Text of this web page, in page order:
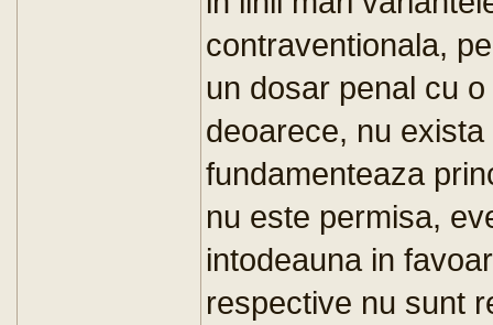
contraventionala,
un dosar penal cu
deoarece, nu
fundamenteaza
nu este permisa,
intodeauna in
respective nu sunt